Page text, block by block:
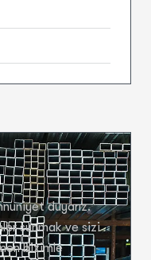
duyarız.
sunmak ve sizi
bizimle